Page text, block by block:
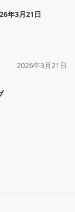
年3月21日
2026年3月21日